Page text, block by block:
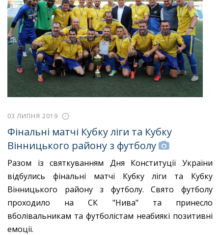
03 ЛИПНЯ 2019
Фінальні матчі Кубку ліги та Кубку
Вінницького району з футболу
Разом із святкуванням Дня Конституції України
відбулись фінальні матчі Кубку ліги та Кубку
Вінницького району з футболу. Свято футболу
проходило на СК "Нива" та принесло
вболівальникам та футболістам неабиякі позитивні
емоції.